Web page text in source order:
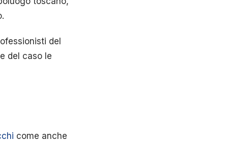
del
del caso le
come anche